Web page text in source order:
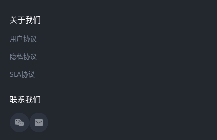
关于我们
用户协议
隐私协议
SLA协议
联系我们